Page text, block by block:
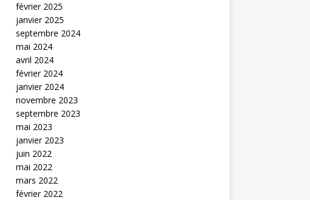
février 2025
janvier 2025
septembre 2024
mai 2024
avril 2024
février 2024
janvier 2024
novembre 2023
septembre 2023
mai 2023
janvier 2023
juin 2022
mai 2022
mars 2022
février 2022